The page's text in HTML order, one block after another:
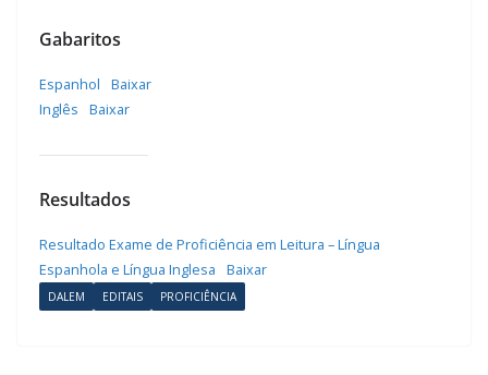
Gabaritos
Espanhol
Baixar
Inglês
Baixar
Resultados
Resultado Exame de Proficiência em Leitura – Língua
Espanhola e Língua Inglesa
Baixar
DALEM EDITAIS PROFICIÊNCIA